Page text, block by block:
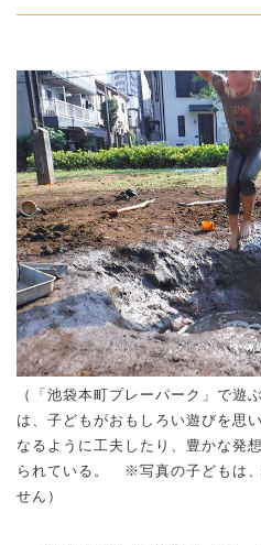
（「池袋本町プレーパーク」で遊
は、子どもがおもしろい遊びを思
なるように工夫したり、豊かな発
られている。 ※写真の子どもは、
せん）